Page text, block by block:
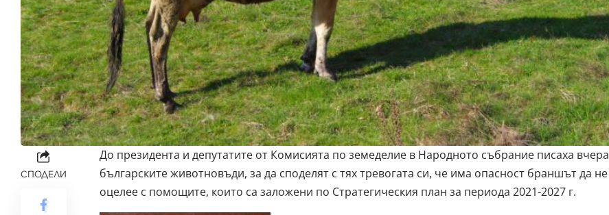
СПОДЕЛИ
До президента и депутатите от Комисията по земеделие в Народното събрание писаха вчера
българските животновъди, за да споделят с тях тревогата си, че има опасност браншът да не
оцелее с помощите, които са заложени по Стратегическия план за периода 2021-2027 г.